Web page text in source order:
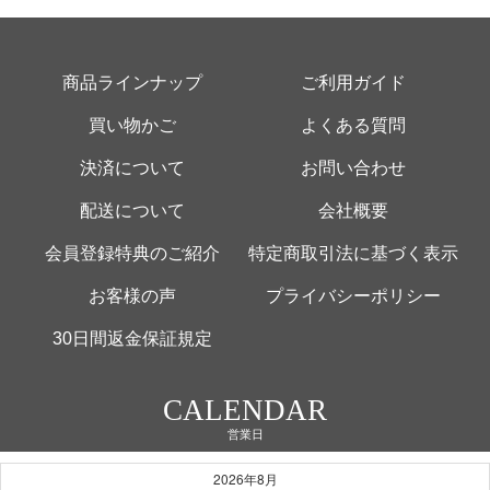
商品ラインナップ ご利用ガイド
買い物かご よくある質問
決済について お問い合わせ
配送について 会社概要
会員登録特典のご紹介 特定商取引法に基づく表示
お客様の声 プライバシーポリシー
30日間返金保証規定
CALENDAR
営業日